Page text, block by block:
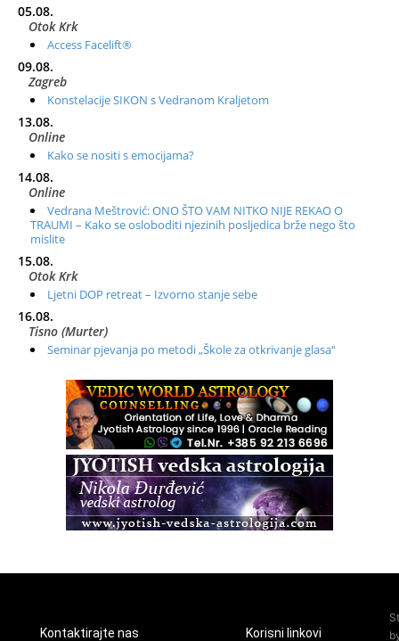
05.08.
Otok Krk
Access Facelift®
09.08.
Zagreb
Konstelacije SIKON s Vedranom Kraljetom
13.08.
Online
Kako se nositi s emocijama?
14.08.
Online
Vedrana Meštrović: ONO ŠTO VAM NITKO NIJE REKAO O
TRAUMI – Kako se osloboditi njezinih posljedica brže nego što
mislite
15.08.
Otok Krk
Ljetni DOP retreat – Izvorno stanje sebe
16.08.
Tisno (Murter)
Seminar pjevanja po metodi „Škole za otkrivanje glasa“
Radionica: Pomagači iz drugih dimenzija Online – otvoreno za
Zagreb+Online
Osnovni ThetaHealing® tečaj, Zagreb i Online
Access BARS®, otpusti stres
Kontaktirajte nas Korisni linkovi